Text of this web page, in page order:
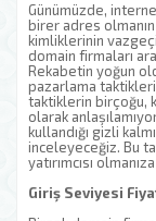
Günümüzde,
birer adres
kimliklerinin
domain firmaları
Rekabetin yoğun
pazarlama taktikleri
taktiklerin birçoğu,
olarak
kullandığı gizli
inceleyeceğiz. Bu
yatırımcısı
Giriş Seviyesi